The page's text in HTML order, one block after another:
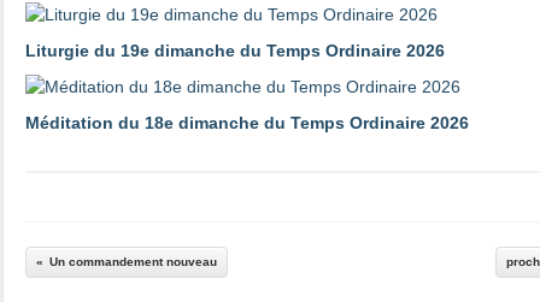
Liturgie du 19e dimanche du Temps Ordinaire 2026
Méditation du 18e dimanche du Temps Ordinaire 2026
Un commandement nouveau